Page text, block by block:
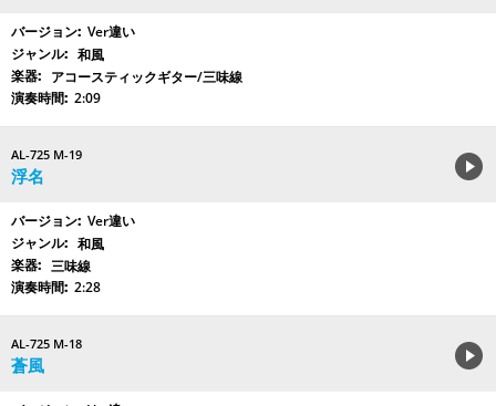
Ver違い
和風
アコースティックギター/三味線
2:09
AL-725 M-19
浮名
Ver違い
和風
三味線
2:28
AL-725 M-18
蒼風